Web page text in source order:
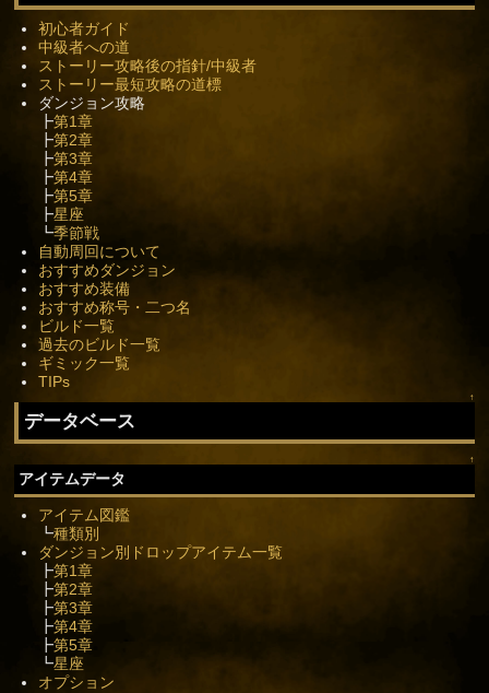
初心者ガイド
中級者への道
ストーリー攻略後の指針/中級者
ストーリー最短攻略の道標
ダンジョン攻略
┣第1章
┣第2章
┣第3章
┣第4章
┣第5章
┣星座
┗季節戦
自動周回について
おすすめダンジョン
おすすめ装備
おすすめ称号・二つ名
ビルド一覧
過去のビルド一覧
ギミック一覧
TIPs
↑
データベース
↑
アイテムデータ
アイテム図鑑
┗種類別
ダンジョン別ドロップアイテム一覧
┣第1章
┣第2章
┣第3章
┣第4章
┣第5章
┗星座
オプション